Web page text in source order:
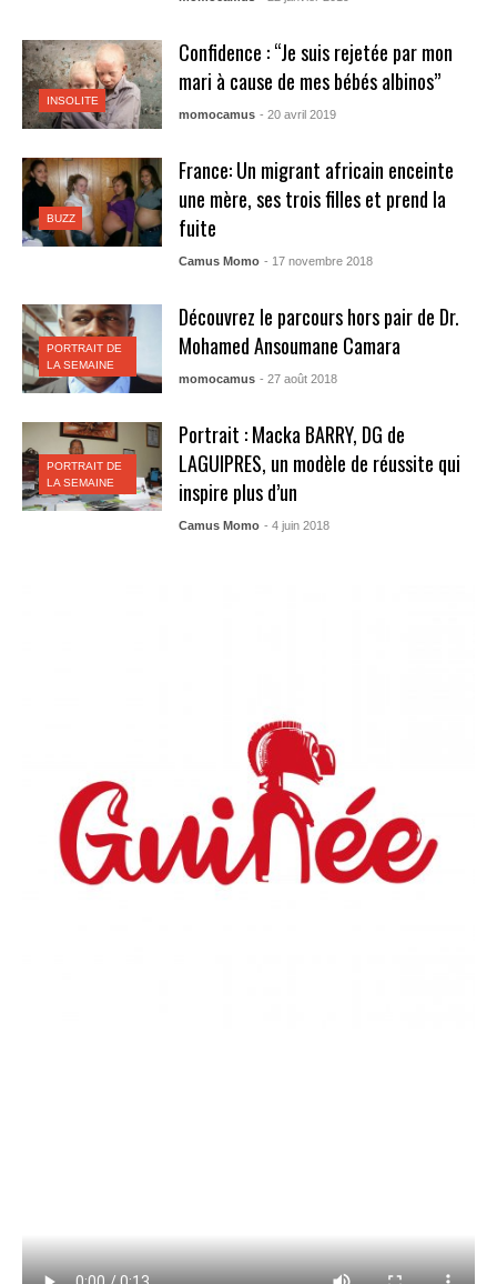
INSOLITE
Confidence : “Je suis rejetée par mon
mari à cause de mes bébés albinos”
momocamus - 20 avril 2019
BUZZ
France: Un migrant africain enceinte
une mère, ses trois filles et prend la
fuite
Camus Momo - 17 novembre 2018
PORTRAIT DE
LA SEMAINE
Découvrez le parcours hors pair de Dr.
Mohamed Ansoumane Camara
momocamus - 27 août 2018
PORTRAIT DE
LA SEMAINE
Portrait : Macka BARRY, DG de
LAGUIPRES, un modèle de réussite qui
inspire plus d’un
Camus Momo - 4 juin 2018